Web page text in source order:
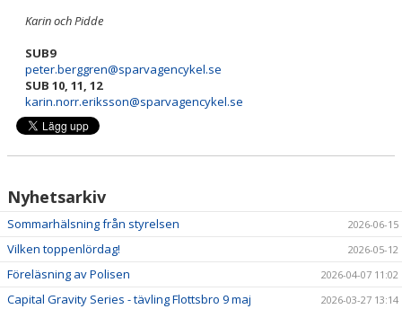
Karin och Pidde
SUB9
peter.berggren@sparvagencykel.se
SUB 10, 11, 12
karin.norr.eriksson@sparvagencykel.se
Nyhetsarkiv
Sommarhälsning från styrelsen 2026-06-15
Vilken toppenlördag! 2026-05-12
Föreläsning av Polisen 2026-04-07 11:02
Capital Gravity Series - tävling Flottsbro 9 maj 2026-03-27 13:14